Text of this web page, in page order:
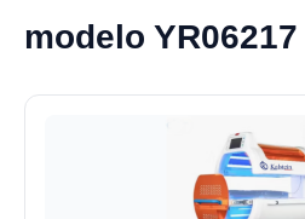
modelo YR06217